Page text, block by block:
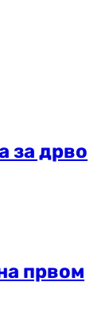
за дрво
првом